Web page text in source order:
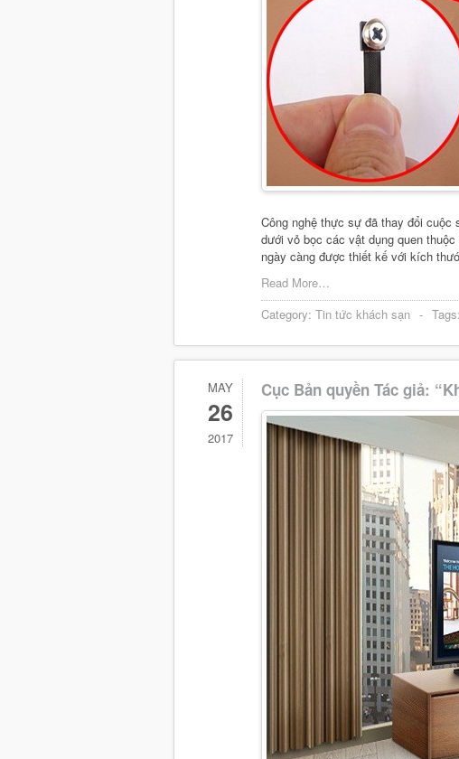
Công nghệ thực sự đã thay đổi cuộc
dưới vỏ bọc các vật dụng quen
ngày càng được thiết kế với kích
Read More…
Category: Tin tức khách sạn - Tags:
MAY
26
2017
Cục Bản quyền Tác giả: